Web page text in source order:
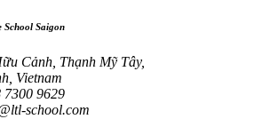
School Saigon
Cảnh, Thạnh Mỹ Tây,
Vietnam
7300 9629
school.com